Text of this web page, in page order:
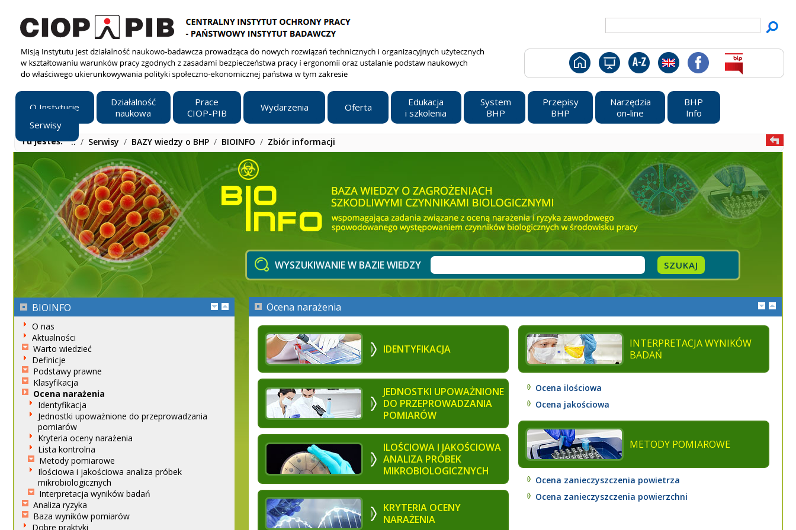
O Instytucie
Działalność
naukowa
Prace
CIOP-PIB
Wydarzenia Oferta
Edukacja
i szkolenia
System
BHP
Przepisy
BHP
Narzędzia
on-line
BHP
Info
Serwisy
Tu jesteś: ../ Serwisy / BAZY wiedzy o BHP / BIOINFO / Zbiór informacji
WYSZUKIWANIE W BAZIE WIEDZY
BIOINFO
O nas
Aktualności
Warto wiedzieć
Definicje
Podstawy prawne
Klasyfikacja
Ocena narażenia
Identyfikacja
Jednostki upoważnione do przeprowadzania
pomiarów
Kryteria oceny narażenia
Lista kontrolna
Metody pomiarowe
Ilościowa i jakościowa analiza próbek
mikrobiologicznych
Interpretacja wyników badań
Analiza ryzyka
Baza wyników pomiarów
Dobre praktyki
Ocena narażenia
IDENTYFIKACJA
JEDNOSTKI UPOWAŻNIONE
DO PRZEPROWADZANIA
POMIARÓW
ILOŚCIOWA I JAKOŚCIOWA
ANALIZA PRÓBEK
MIKROBIOLOGICZNYCH
KRYTERIA OCENY
NARAŻENIA
INTERPRETACJA WYNIKÓW
BADAŃ
Ocena ilościowa
Ocena jakościowa
METODY POMIAROWE
Ocena zanieczyszczenia powietrza
Ocena zanieczyszczenia powierzchni